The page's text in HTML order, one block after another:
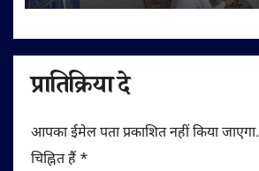
प्रातिक्रिया दे
आपका ईमेल पता प्रकाशित नहीं किया जाएगा.
चिह्नित हैं *